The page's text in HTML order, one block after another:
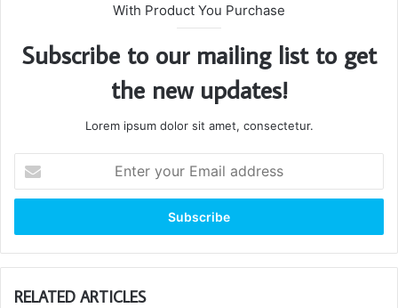
With Product You Purchase
Subscribe to our mailing list to get
the new updates!
Lorem ipsum dolor sit amet, consectetur.
your
Email
RELATED ARTICLES